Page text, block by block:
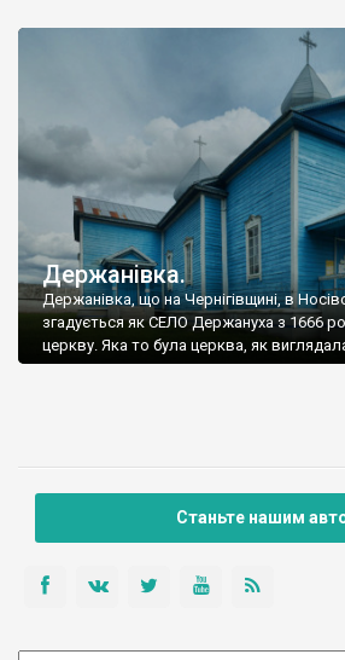
Держанівка.
Держанівка, що на Чернігівщині, в
згадується як СЕЛО Держануха з 1666
церкву. Яка то була церква, як
Станьте нашим